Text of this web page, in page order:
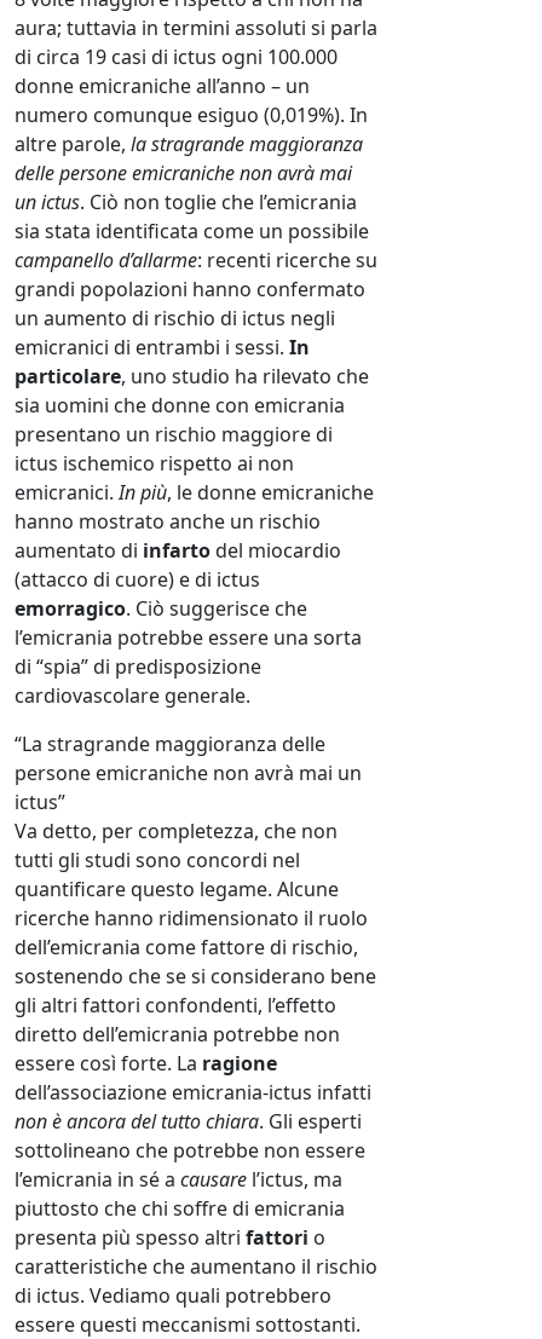
aura; tuttavia in termini assoluti si parla
di circa 19 casi di ictus ogni 100.000
donne emicraniche all’anno – un
numero comunque esiguo (0,019%). In
altre parole, la stragrande maggioranza
delle persone emicraniche non avrà mai
un ictus. Ciò non toglie che l’emicrania
sia stata identificata come un possibile
campanello d’allarme: recenti ricerche su
grandi popolazioni hanno confermato
un aumento di rischio di ictus negli
emicranici di entrambi i sessi. In
particolare, uno studio ha rilevato che
sia uomini che donne con emicrania
presentano un rischio maggiore di
ictus ischemico rispetto ai non
emicranici.In più, le donne emicraniche
hanno mostrato anche un rischio
aumentato di infartodel miocardio
(attacco di cuore) e di ictus
emorragico. Ciò suggerisce che
l’emicrania potrebbe essere una sorta
di “spia” di predisposizione
cardiovascolare generale.
“La stragrande maggioranza delle
persone emicraniche non avrà mai un
ictus”
Va detto, per completezza, che non
tutti gli studi sono concordi nel
quantificare questo legame. Alcune
ricerche hanno ridimensionato il ruolo
dell’emicrania come fattore di rischio,
sostenendo che se si considerano bene
gli altri fattori confondenti, l’effetto
diretto dell’emicrania potrebbe non
essere così forte. La ragione
dell’associazione emicrania-ictus infatti
non è ancora del tutto chiara. Gli esperti
sottolineano che potrebbe non essere
l’emicrania in sé a causare l’ictus, ma
piuttosto che chi soffre di emicrania
presenta più spesso altri fattori o
caratteristiche che aumentano il rischio
di ictus. Vediamo quali potrebbero
essere questi meccanismi sottostanti.